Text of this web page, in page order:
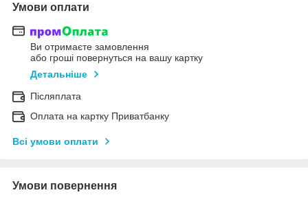
Умови оплати
Ви отримаєте замовлення
або гроші повернуться на вашу картку
Детальніше
Післяплата
Оплата на картку Приватбанку
Всі умови оплати
Умови повернення